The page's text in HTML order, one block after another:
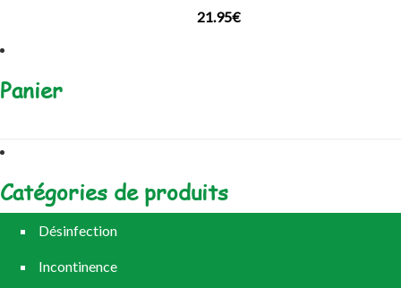
21.95€
Panier
Catégories de produits
Désinfection
Incontinence